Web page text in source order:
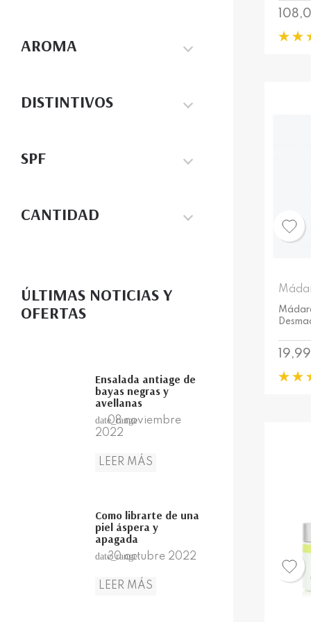
Precio
AROMA
DISTINTIVOS
SPF
CANTIDAD
ÚLTIMAS NOTICIAS Y
OFERTAS
Ensalada antiage de
bayas negras y
avellanas
date_range
08noviembre
2022
LEER MÁS
Como librarte de una
piel áspera y
apagada
date_range
30octubre2022
LEER MÁS